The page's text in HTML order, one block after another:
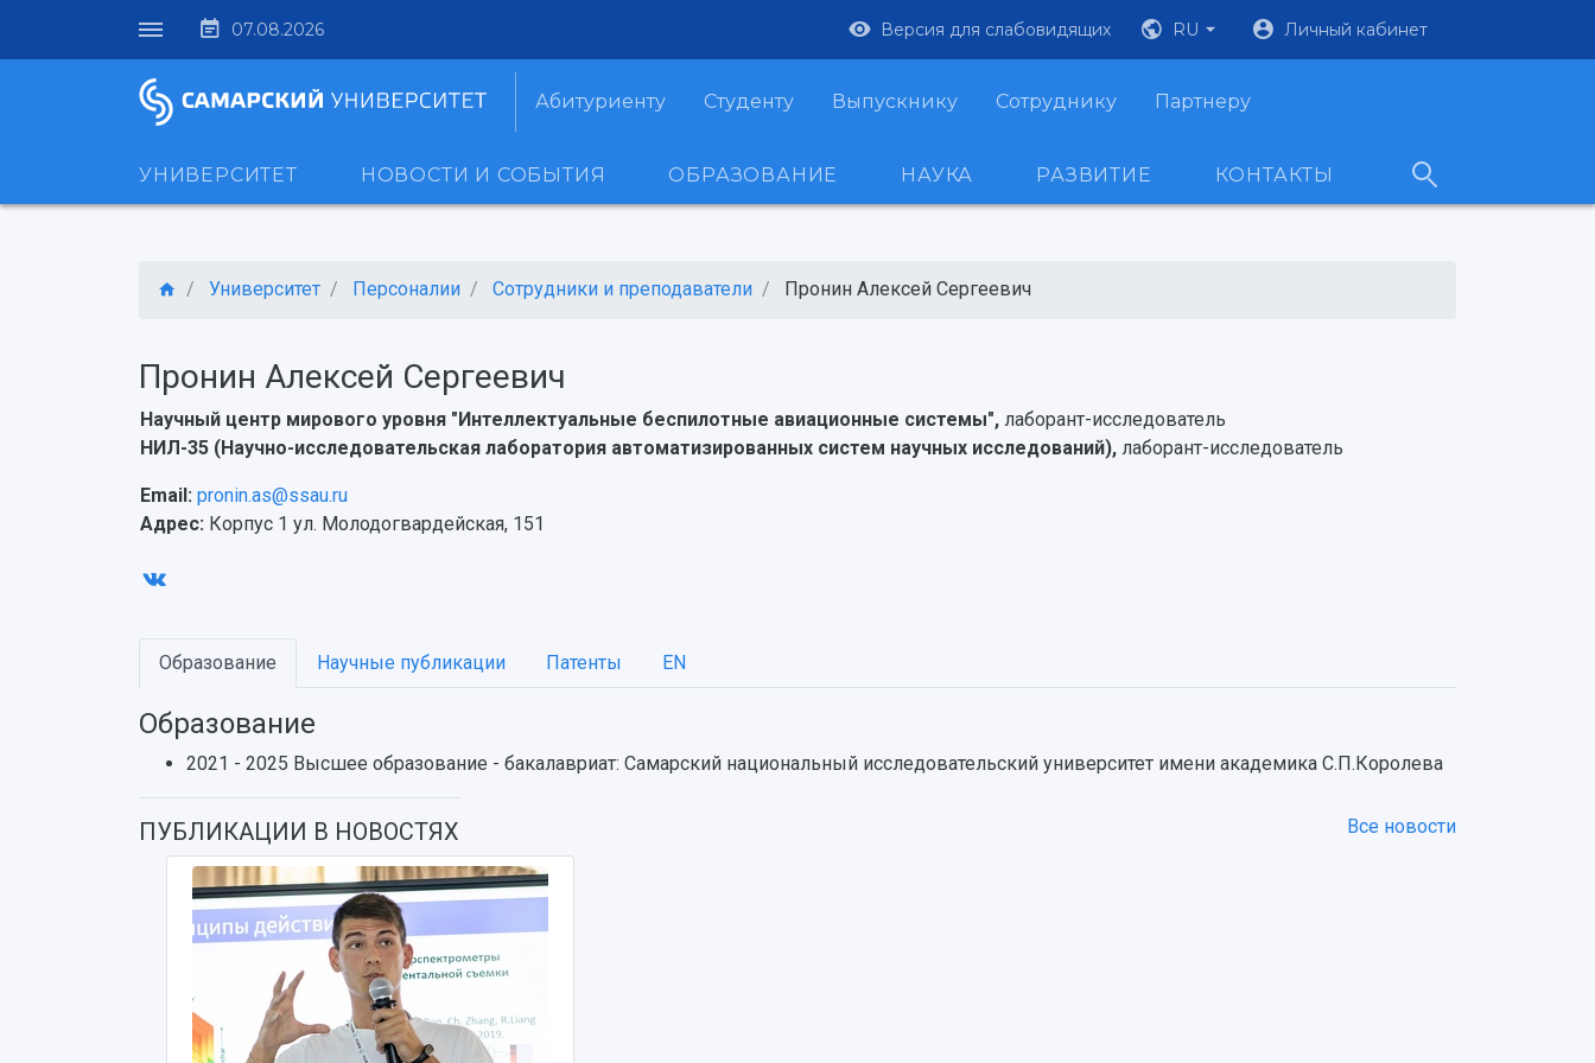
07.08.2026 Версия для слабовидящих RU Личный кабинет
Абитуриенту Студенту Выпускнику Сотруднику Партнеру
УНИВЕРСИТЕТ НОВОСТИ И СОБЫТИЯ ОБРАЗОВАНИЕ НАУКА РАЗВИТИЕ КОНТАКТЫ
Университет Персоналии Сотрудники и преподаватели Пронин Алексей Сергеевич
Пронин Алексей Сергеевич
Научный центр мирового уровня "Интеллектуальные беспилотные авиационные системы", лаборант-исследователь
НИЛ-35 (Научно-исследовательская лаборатория автоматизированных систем научных исследований), лаборант-исследователь
Email: pronin.as@ssau.ru
Адрес: Корпус 1 ул. Молодогвардейская, 151
Образование Научные публикации Патенты EN
Образование
2021 - 2025 Высшее образование - бакалавриат: Самарский национальный исследовательский университет имени академика С.П.Королева
ПУБЛИКАЦИИ В НОВОСТЯХ Все новости